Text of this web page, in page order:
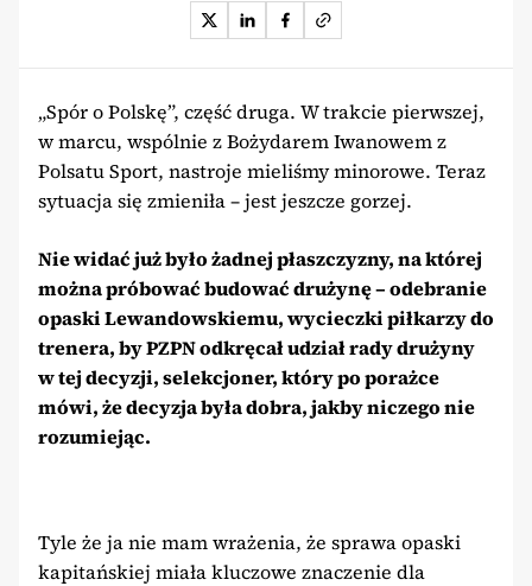
„Spór o Polskę”, część druga. W trakcie pierwszej,
w marcu, wspólnie z Bożydarem Iwanowem z
Polsatu Sport, nastroje mieliśmy minorowe. Teraz
sytuacja się zmieniła – jest jeszcze gorzej.
Nie widać już było żadnej płaszczyzny, na której
można próbować budować drużynę – odebranie
opaski Lewandowskiemu, wycieczki piłkarzy do
trenera, by PZPN odkręcał udział rady drużyny
w tej decyzji, selekcjoner, który po porażce
mówi, że decyzja była dobra, jakby niczego nie
rozumiejąc.
Tyle że ja nie mam wrażenia, że sprawa opaski
kapitańskiej miała kluczowe znaczenie dla